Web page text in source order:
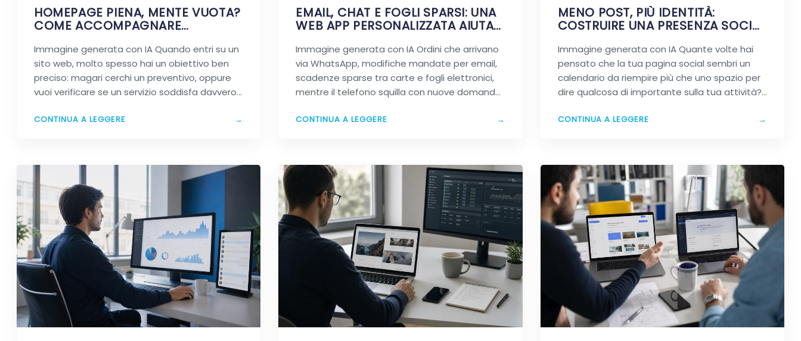
HOMEPAGE PIENA, MENTE VUOTA?
COME ACCOMPAGNARE
SITO
Immagine generata con IA Quando entri su un
sito web, molto spesso hai un obiettivo ben
preciso: magari cerchi un preventivo, oppure
vuoi verificare se un servizio soddisfa davvero
CONTINUA A LEGGERE →
EMAIL, CHAT E FOGLI SPARSI: UNA
WEB APP PERSONALIZZATA AIUTA
Immagine generata con IA Ordini che arrivano
via WhatsApp, modifiche mandate per email,
scadenze sparse tra carte e fogli elettronici,
mentre il telefono squilla con nuove domande.
CONTINUA A LEGGERE →
MENO POST, PIÙ IDENTITÀ:
COSTRUIRE UNA PRESENZA SOCIAL
Immagine generata con IA Quante volte hai
pensato che la tua pagina social sembri un
calendario da riempire più che uno spazio per
dire qualcosa di importante sulla tua attività?…
CONTINUA A LEGGERE →